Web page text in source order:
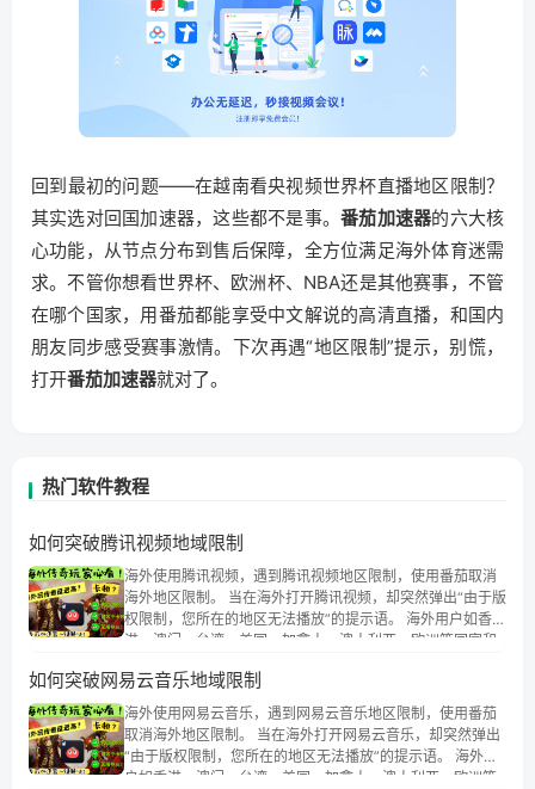
回到最初的问题——在越南看央视频世界杯直播地区限制？
其实选对回国加速器，这些都不是事。番茄加速器的六大核
心功能，从节点分布到售后保障，全方位满足海外体育迷需
求。不管你想看世界杯、欧洲杯、NBA还是其他赛事，不管
在哪个国家，用番茄都能享受中文解说的高清直播，和国内
朋友同步感受赛事激情。下次再遇“地区限制”提示，别慌，
打开番茄加速器就对了。
热门软件教程
如何突破腾讯视频地域限制
海外使用腾讯视频，遇到腾讯视频地区限制，使用番茄取消
海外地区限制。 当在海外打开腾讯视频，却突然弹出“由于版
权限制，您所在的地区无法播放”的提示语。 海外用户如香
港、澳门、台湾、美国、加拿大、澳大利亚、欧洲等国家和
权限制问题，且仅能在中国大陆地区播放。 遇到这个问题的
朋友们，使用番茄回国加速器，即可解决「海外用户收听腾
讯视频地区版权限制」的问题，无论人在香港、澳门、台
湾、美国、加拿大、澳大利亚、欧洲等国家和地区工作、留
学、定居等，都可以使用，不再因地区和版权限制所困扰。
如何突破网易云音乐地域限制
海外使用网易云音乐，遇到网易云音乐地区限制，使用番茄
取消海外地区限制。 当在海外打开网易云音乐，却突然弹出
“由于版权限制，您所在的地区无法播放”的提示语。 海外用
户如香港、澳门、台湾、美国、加拿大、澳大利亚、欧洲等